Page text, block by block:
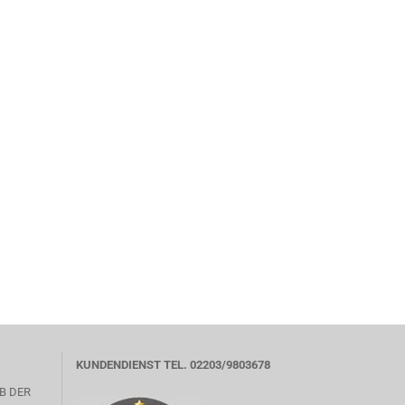
DER
KUNDENDIENST TEL. 02203/9803678